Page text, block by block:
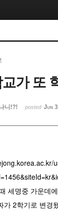
교가 또
니!?! posted Jun
세명중 가운데
가 2학기로 변경